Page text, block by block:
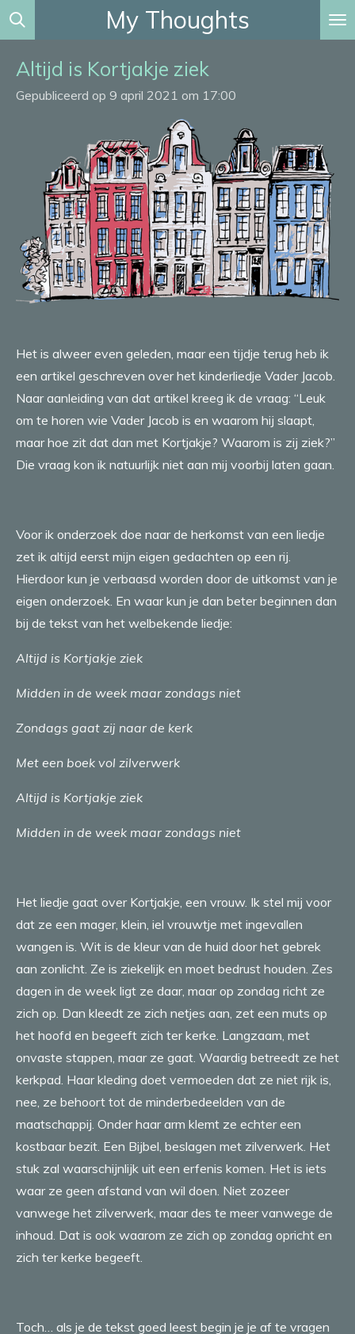
Ga
direct
naar
hoofdinhoud
My Thoughts
Altijd is Kortjakje ziek
Gepubliceerd op 9 april 2021 om 17:00
Het is alweer even geleden, maar een tijdje terug heb ik
een artikel geschreven over het kinderliedje Vader Jacob.
Naar aanleiding van dat artikel kreeg ik de vraag: “Leuk
om te horen wie Vader Jacob is en waarom hij slaapt,
maar hoe zit dat dan met Kortjakje? Waarom is zij ziek?”
Die vraag kon ik natuurlijk niet aan mij voorbij laten gaan.
Voor ik onderzoek doe naar de herkomst van een liedje
zet ik altijd eerst mijn eigen gedachten op een rij.
Hierdoor kun je verbaasd worden door de uitkomst van je
eigen onderzoek. En waar kun je dan beter beginnen dan
bij de tekst van het welbekende liedje:
Altijd is Kortjakje ziek
Midden in de week maar zondags niet
Zondags gaat zij naar de kerk
Met een boek vol zilverwerk
Altijd is Kortjakje ziek
Midden in de week maar zondags niet
Het liedje gaat over Kortjakje, een vrouw. Ik stel mij voor
dat ze een mager, klein, iel vrouwtje met ingevallen
wangen is. Wit is de kleur van de huid door het gebrek
aan zonlicht. Ze is ziekelijk en moet bedrust houden. Zes
dagen in de week ligt ze daar, maar op zondag richt ze
zich op. Dan kleedt ze zich netjes aan, zet een muts op
het hoofd en begeeft zich ter kerke. Langzaam, met
onvaste stappen, maar ze gaat. Waardig betreedt ze het
kerkpad. Haar kleding doet vermoeden dat ze niet rijk is,
nee, ze behoort tot de minderbedeelden van de
maatschappij. Onder haar arm klemt ze echter een
kostbaar bezit. Een Bijbel, beslagen met zilverwerk. Het
stuk zal waarschijnlijk uit een erfenis komen. Het is iets
waar ze geen afstand van wil doen. Niet zozeer
vanwege het zilverwerk, maar des te meer vanwege de
inhoud. Dat is ook waarom ze zich op zondag opricht en
zich ter kerke begeeft.
Toch… als je de tekst goed leest begin je je af te vragen